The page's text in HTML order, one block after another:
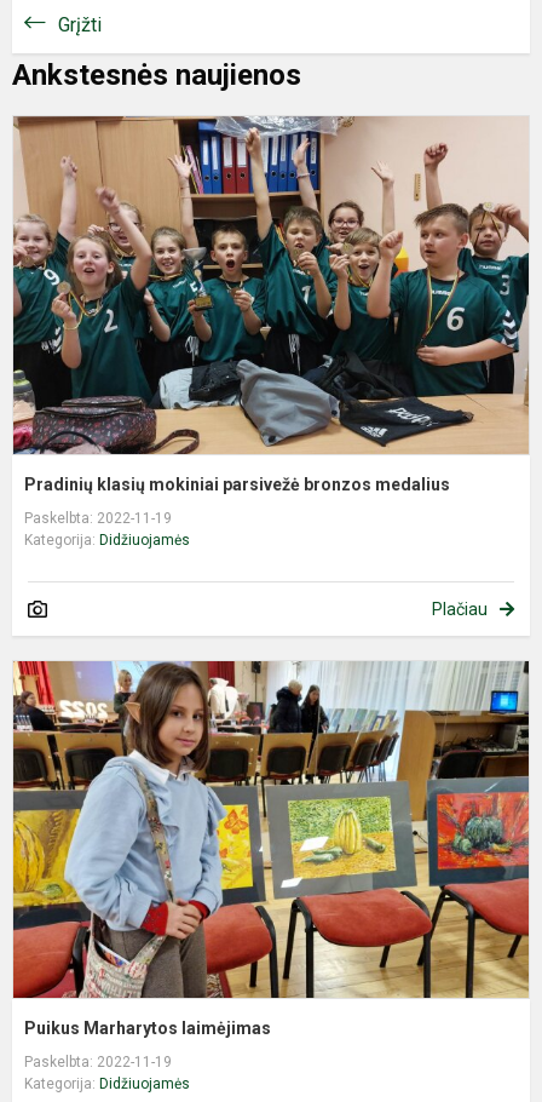
Grįžti
Ankstesnės naujienos
Pradinių klasių mokiniai parsivežė bronzos medalius
Paskelbta: 2022-11-19
Kategorija: Didžiuojamės
Plačiau
Puikus Marharytos laimėjimas
Paskelbta: 2022-11-19
Kategorija: Didžiuojamės